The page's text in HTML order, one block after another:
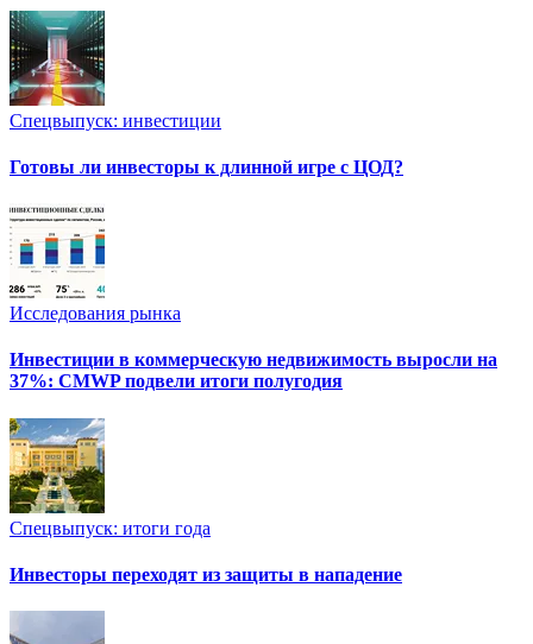
Спецвыпуск: инвестиции
Готовы ли инвесторы к длинной игре с ЦОД?
Исследования рынка
Инвестиции в коммерческую недвижимость выросли на
37%: CMWP подвели итоги полугодия
Спецвыпуск: итоги года
Инвесторы переходят из защиты в нападение